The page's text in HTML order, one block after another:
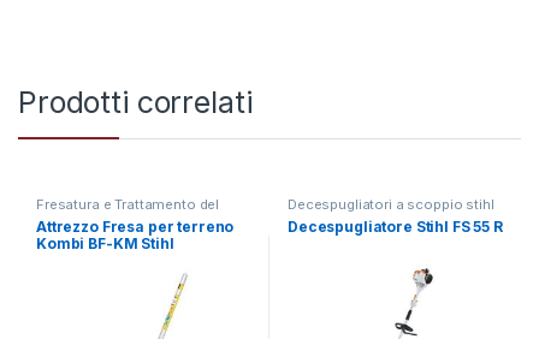
Prodotti correlati
Fresatura e Trattamento del
Terreno Multifunzione
Sfalcio dell'Erba Alta e
Spontanea
Attrezzo Fresa per terreno
Kombi BF-KM Stihl
Decespugliatori a scoppio stihl
in offerta e altre marche, Taglio
e Sfalcio dell'Erba Alta e
Decespugliatore Stihl FS 55 R